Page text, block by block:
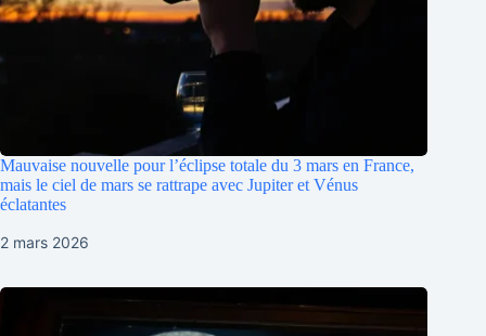
Mauvaise nouvelle pour l’éclipse totale du 3 mars en France,
mais le ciel de mars se rattrape avec Jupiter et Vénus
éclatantes
2 mars 2026